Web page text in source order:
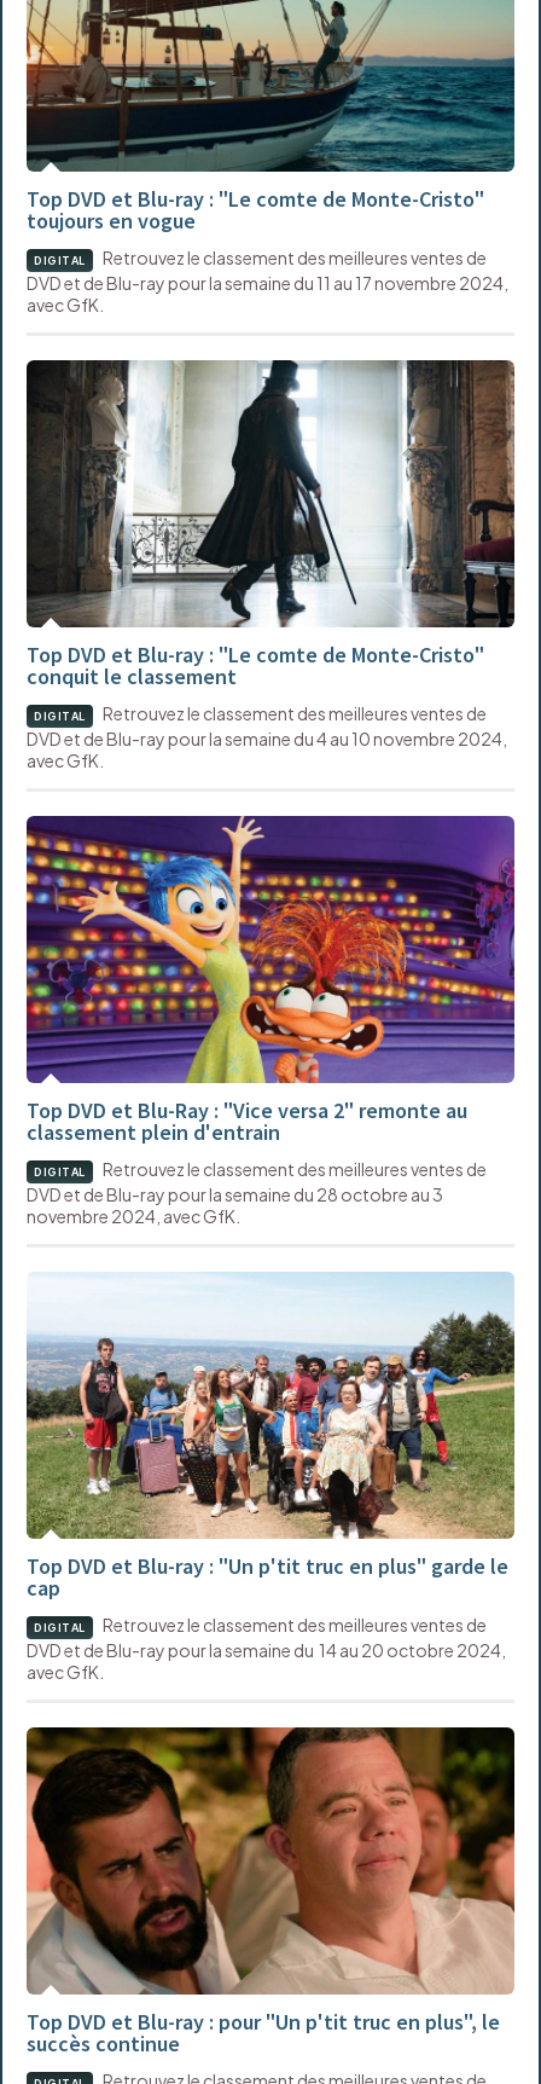
Top DVD et Blu-ray : "Le comte de Monte-Cristo"
toujours en vogue
DIGITAL
Retrouvez le classement des meilleures ventes de
DVD et de Blu-ray pour la semaine du 11 au 17 novembre 2024,
avec GfK.
Top DVD et Blu-ray : "Le comte de Monte-Cristo"
conquit le classement
DIGITAL
Retrouvez le classement des meilleures ventes de
DVD et de Blu-ray pour la semaine du 4 au 10 novembre 2024,
avec GfK.
Top DVD et Blu-Ray : "Vice versa 2" remonte au
classement plein d'entrain
DIGITAL
Retrouvez le classement des meilleures ventes de
DVD et de Blu-ray pour la semaine du 28 octobre au 3
novembre 2024, avec GfK.
Top DVD et Blu-ray : "Un p'tit truc en plus" garde le
cap
DIGITAL
Retrouvez le classement des meilleures ventes de
DVD et de Blu-ray pour la semaine du 14 au 20 octobre 2024,
avec GfK.
Top DVD et Blu-ray : pour "Un p'tit truc en plus", le
succès continue